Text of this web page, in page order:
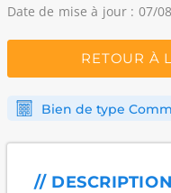
Date de mise à jour : 07/
RETOUR À
Bien de type
//